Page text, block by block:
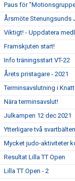
Paus för
Årsmöte Stenungsunds
Viktigt! - Uppdatera
Framskjuten start!
Info träningsstart VT-22
Årets pristagare - 2021
Terminsavslutning i
Nära terminsavslut!
Julkampen 12 dec 2021
Ytterligare två
Mycket judo-aktiviteter
Resultat Lilla TT Open
Lilla TT Open - 2